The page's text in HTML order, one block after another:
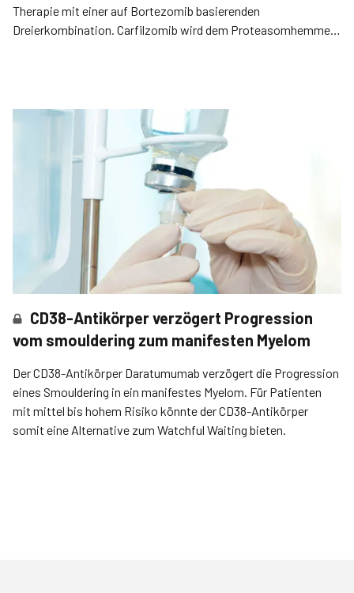
Therapie mit einer auf Bortezomib basierenden
Dreierkombination. Carfilzomib wird dem Proteasomhemmer
CD38-Antikörper verzögert Progression
vom smouldering zum manifesten Myelom
Der CD38-Antikörper Daratumumab verzögert die Progression
eines Smouldering in ein manifestes Myelom. Für Patienten
mit mittel bis hohem Risiko könnte der CD38-Antikörper
somit eine Alternative zum Watchful Waiting bieten.